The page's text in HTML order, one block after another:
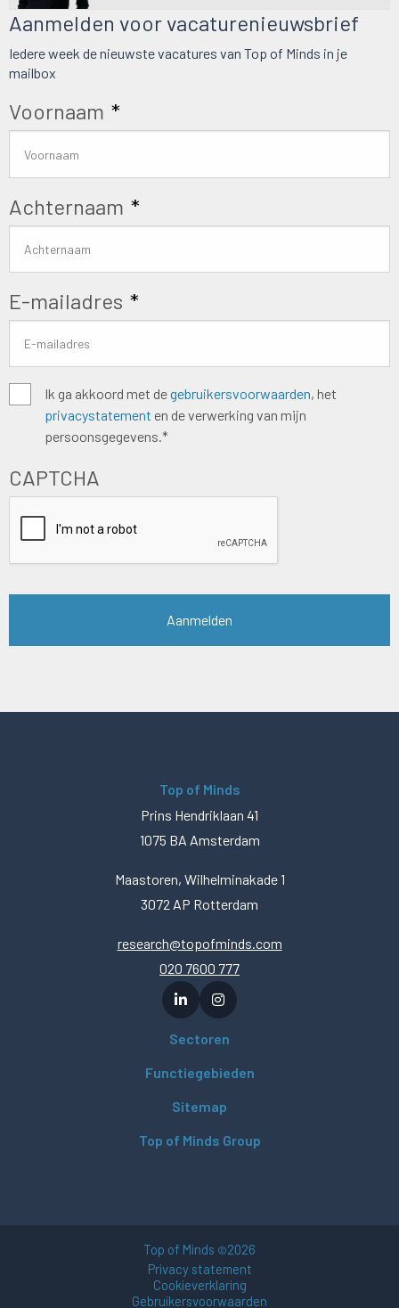
Aanmelden voor vacaturenieuwsbrief
Iedere week de nieuwste vacatures van Top of Minds in je
mailbox
Voornaam *
Achternaam *
E-mailadres *
Algemene
voorwaarden *
Ik ga akkoord met degebruikersvoorwaarden, het
privacystatement en de verwerking van mijn
persoonsgegevens.*
CAPTCHA
Top of Minds
Prins Hendriklaan 41
1075 BA Amsterdam
Maastoren, Wilhelminakade 1
3072 AP Rotterdam
research@topofminds.com
020 7600 777
Sectoren
Functiegebieden
Sitemap
Top of Minds Group
Top of Minds ©2026
Privacy statement
Cookieverklaring
Gebruikersvoorwaarden